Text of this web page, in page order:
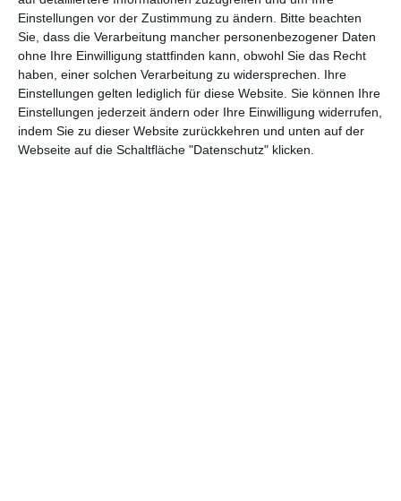
Einstellungen vor der Zustimmung zu ändern.
Bitte beachten
Sie, dass die Verarbeitung mancher personenbezogener Daten
ohne Ihre Einwilligung stattfinden kann, obwohl Sie das Recht
haben, einer solchen Verarbeitung zu widersprechen. Ihre
Einstellungen gelten lediglich für diese Website. Sie können Ihre
Einstellungen jederzeit ändern oder Ihre Einwilligung widerrufen,
indem Sie zu dieser Website zurückkehren und unten auf der
Webseite auf die Schaltfläche "Datenschutz" klicken.